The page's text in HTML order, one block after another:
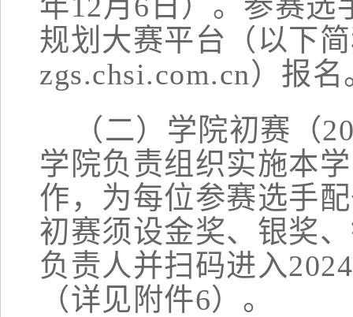
规划大赛平台（以下
zgs.chsi.com.cn）报名
（二）学院初赛（
学院负责组织实施本
作，为每位参赛选手
初赛须设金奖、银奖
负责人并扫码进入
（详见附件6）。